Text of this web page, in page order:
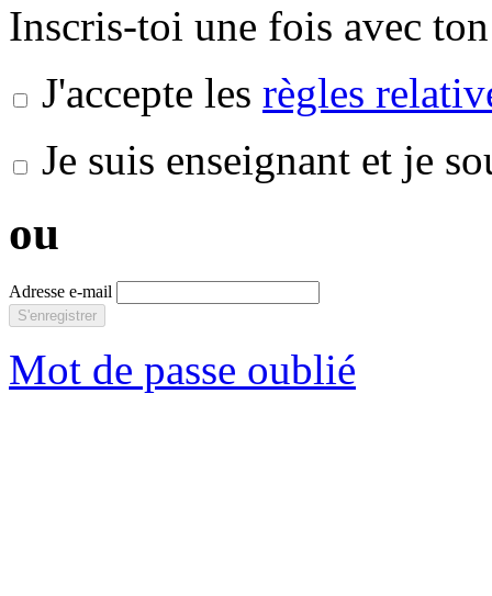
Inscris-toi une fois avec
J'accepte les règles
Je suis enseignant et je
ou
Adresse e-mail
S'enregistrer
Mot de passe oublié